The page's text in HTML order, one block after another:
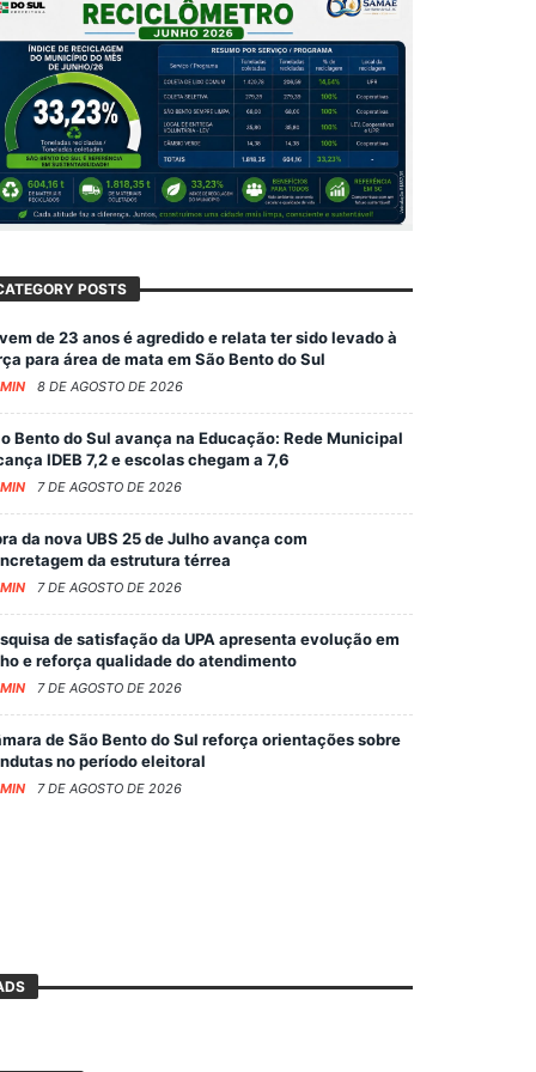
POSTS
de 23 anos é agredido e relata ter sido levado à
para área de mata em São Bento do Sul
8 DE AGOSTO DE 2026
Bento do Sul avança na Educação: Rede Municipal
IDEB 7,2 e escolas chegam a 7,6
7 DE AGOSTO DE 2026
da nova UBS 25 de Julho avança com
da estrutura térrea
7 DE AGOSTO DE 2026
de satisfação da UPA apresenta evolução em
e reforça qualidade do atendimento
7 DE AGOSTO DE 2026
de São Bento do Sul reforça orientações sobre
no período eleitoral
7 DE AGOSTO DE 2026